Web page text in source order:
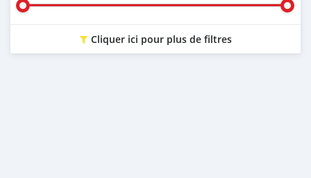
Cliquer ici pour plus de filtres